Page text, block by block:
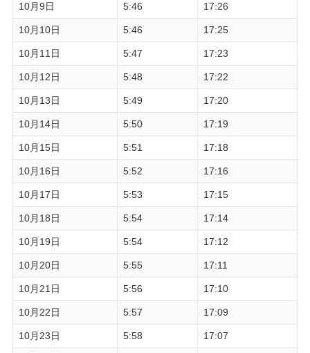
10月9日 5:46 17:26
10月10日 5:46 17:25
10月11日 5:47 17:23
10月12日 5:48 17:22
10月13日 5:49 17:20
10月14日 5:50 17:19
10月15日 5:51 17:18
10月16日 5:52 17:16
10月17日 5:53 17:15
10月18日 5:54 17:14
10月19日 5:54 17:12
10月20日 5:55 17:11
10月21日 5:56 17:10
10月22日 5:57 17:09
10月23日 5:58 17:07